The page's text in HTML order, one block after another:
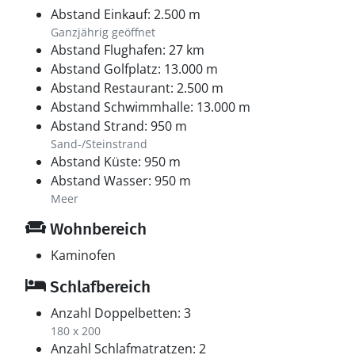
miteinander zu verbinden.
Abstand Einkauf: 2.500 m
Ganzjährig geöffnet
Abstand Flughafen: 27 km
Abstand Golfplatz: 13.000 m
Abstand Restaurant: 2.500 m
Abstand Schwimmhalle: 13.000 m
Abstand Strand: 950 m
Sand-/Steinstrand
Abstand Küste: 950 m
Abstand Wasser: 950 m
Meer
Wohnbereich
Kaminofen
Schlafbereich
Anzahl Doppelbetten: 3
180 x 200
Anzahl Schlafmatratzen: 2